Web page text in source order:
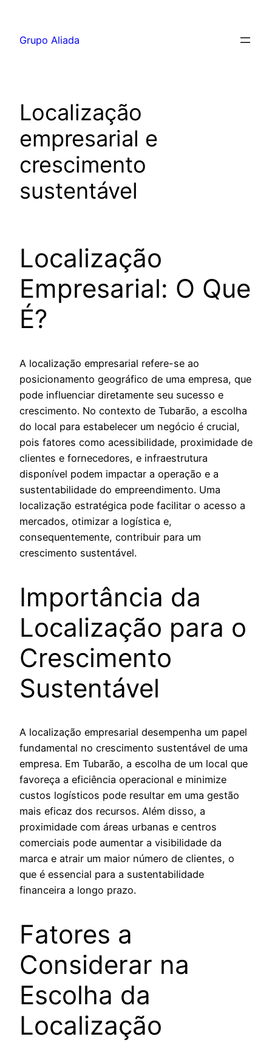
Grupo Aliada
Localização
empresarial e
crescimento
sustentável
Localização
Empresarial: O Que
É?
A localização empresarial refere-se ao
posicionamento geográfico de uma empresa, que
pode influenciar diretamente seu sucesso e
crescimento. No contexto de Tubarão, a escolha
do local para estabelecer um negócio é crucial,
pois fatores como acessibilidade, proximidade de
clientes e fornecedores, e infraestrutura
disponível podem impactar a operação e a
sustentabilidade do empreendimento. Uma
localização estratégica pode facilitar o acesso a
mercados, otimizar a logística e,
consequentemente, contribuir para um
crescimento sustentável.
Importância da
Localização para o
Crescimento
Sustentável
A localização empresarial desempenha um papel
fundamental no crescimento sustentável de uma
empresa. Em Tubarão, a escolha de um local que
favoreça a eficiência operacional e minimize
custos logísticos pode resultar em uma gestão
mais eficaz dos recursos. Além disso, a
proximidade com áreas urbanas e centros
comerciais pode aumentar a visibilidade da
marca e atrair um maior número de clientes, o
que é essencial para a sustentabilidade
financeira a longo prazo.
Fatores a
Considerar na
Escolha da
Localização